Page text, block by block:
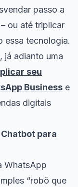
passo a
ou até triplicar
essa tecnologia.
já adianto uma
seu
Business e
digitais
para
WhatsApp
“robô que